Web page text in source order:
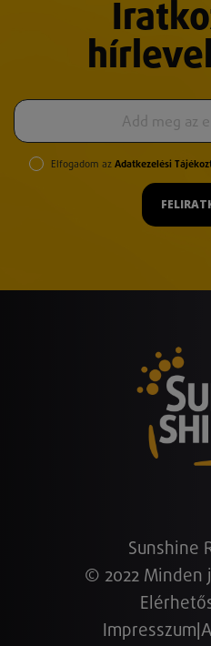
Elfogadom az Adatkezelési
Sunshine
© 2022 Minden
Impresszum